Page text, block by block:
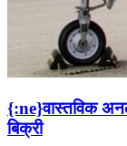
{:ne}वास्तविक
बिक्री